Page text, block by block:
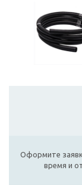
Оформите
время и